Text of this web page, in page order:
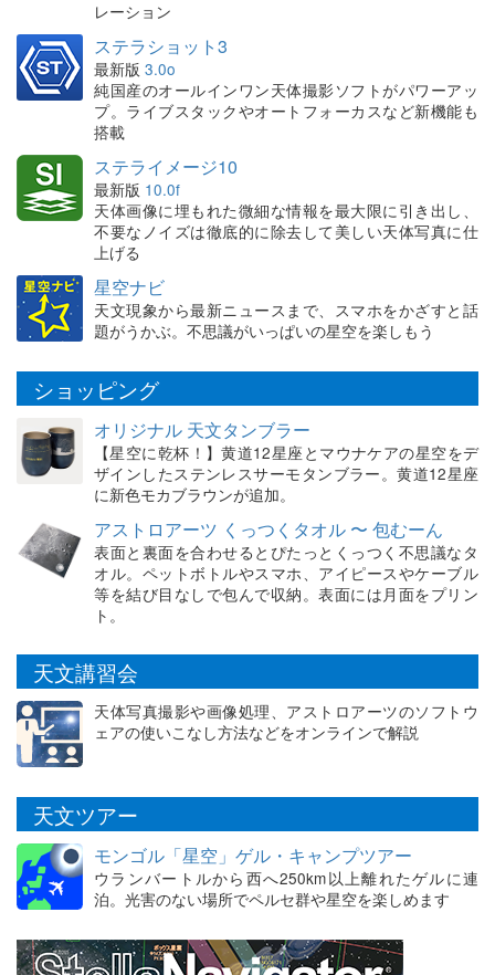
レーション
ステラショット3
最新版 3.0o
純国産のオールインワン天体撮影ソフトがパワーアッ
プ。ライブスタックやオートフォーカスなど新機能も
搭載
ステライメージ10
最新版 10.0f
天体画像に埋もれた微細な情報を最大限に引き出し、
不要なノイズは徹底的に除去して美しい天体写真に仕
上げる
星空ナビ
天文現象から最新ニュースまで、スマホをかざすと話
題がうかぶ。不思議がいっぱいの星空を楽しもう
ショッピング
オリジナル 天文タンブラー
【星空に乾杯！】黄道12星座とマウナケアの星空をデ
ザインしたステンレスサーモタンブラー。黄道12星座
に新色モカブラウンが追加。
アストロアーツ くっつくタオル 〜 包むーん
表面と裏面を合わせるとぴたっとくっつく不思議なタ
オル。ペットボトルやスマホ、アイピースやケーブル
等を結び目なしで包んで収納。表面には月面をプリン
ト。
天文講習会
天体写真撮影や画像処理、アストロアーツのソフトウ
ェアの使いこなし方法などをオンラインで解説
天文ツアー
モンゴル「星空」ゲル・キャンプツアー
ウランバートルから西へ250km以上離れたゲルに連
泊。光害のない場所でペルセ群や星空を楽しめます